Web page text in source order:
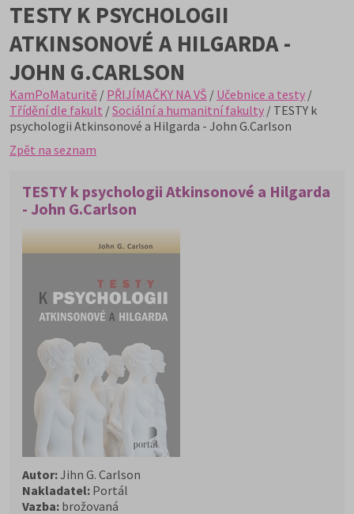
TESTY K PSYCHOLOGII
ATKINSONOVÉ A HILGARDA -
JOHN G.CARLSON
KamPoMaturitě / PŘIJÍMAČKY NA VŠ / Učebnice a testy /
Třídění dle fakult /Sociální a humanitní fakulty / TESTY k
psychologii Atkinsonové a Hilgarda - John G.Carlson
Zpět na seznam
TESTY k psychologii Atkinsonové a Hilgarda
- John G.Carlson
Autor:Jihn G. Carlson
Nakladatel: Portál
Vazba: brožovaná